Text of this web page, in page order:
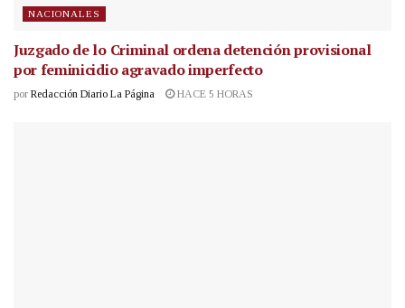
NACIONALES
Juzgado de lo Criminal ordena detención provisional
por feminicidio agravado imperfecto
por Redacción Diario La Página HACE 5 HORAS